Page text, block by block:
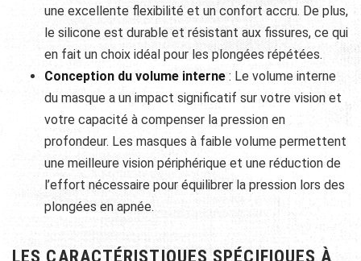
une excellente flexibilité et un confort accru. De plus,
le silicone est durable et résistant aux fissures, ce qui
en fait un choix idéal pour les plongées répétées.
Conception du volume interne : Le volume interne
du masque a un impact significatif sur votre vision et
votre capacité à compenser la pression en
profondeur. Les masques à faible volume permettent
une meilleure vision périphérique et une réduction de
l’effort nécessaire pour équilibrer la pression lors des
plongées en apnée.
LES CARACTÉRISTIQUES SPÉCIFIQUES À